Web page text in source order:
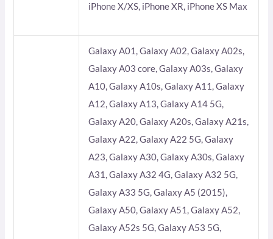
iPhone X/XS, iPhone XR, iPhone XS Max
Galaxy A01, Galaxy A02, Galaxy A02s,
Galaxy A03 core, Galaxy A03s, Galaxy
A10, Galaxy A10s, Galaxy A11, Galaxy
A12, Galaxy A13, Galaxy A14 5G,
Galaxy A20, Galaxy A20s, Galaxy A21s,
Galaxy A22, Galaxy A22 5G, Galaxy
A23, Galaxy A30, Galaxy A30s, Galaxy
A31, Galaxy A32 4G, Galaxy A32 5G,
Galaxy A33 5G, Galaxy A5 (2015),
Galaxy A50, Galaxy A51, Galaxy A52,
Galaxy A52s 5G, Galaxy A53 5G,